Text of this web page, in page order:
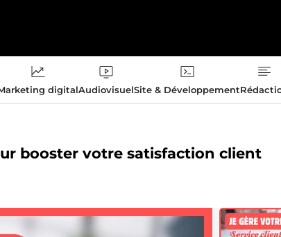
digitalAudiovisuelSite & Développement
booster votre satisfaction client